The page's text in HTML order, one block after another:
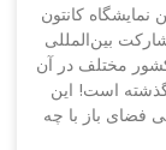
کانتون
بین‌المللی
رسید - 288938 خریدار خارجی از 219 کشور مختلف در آن
گذشته است! این
فضای باز با چه